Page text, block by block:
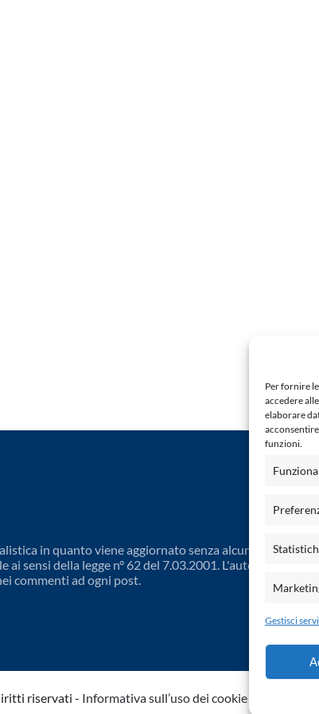
Per fornire
accedere
elaborare
funzioni.
Gestisci
in quanto viene aggiornato senza alcuna periodicità.
sensi della legge n° 62 del 7.03.2001. L'autore non è
commenti ad ogni post.
riservati - Informativa sull’uso dei cookie